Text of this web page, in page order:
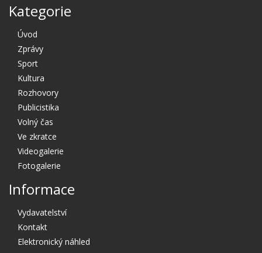
Kategorie
Úvod
Zprávy
Sport
Kultura
Rozhovory
Publicistika
Volný čas
Ve zkratce
Videogalerie
Fotogalerie
Informace
Vydavatelství
Kontakt
Elektronický náhled